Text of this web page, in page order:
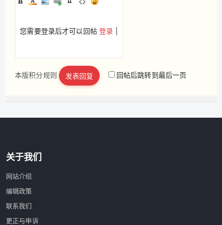
您需要登录后才可以回帖登录
立即注册
本版积分规则 发表回复 回帖后跳转到最后一页
关于我们
网站介绍
编辑政策
联系我们
更正与申诉